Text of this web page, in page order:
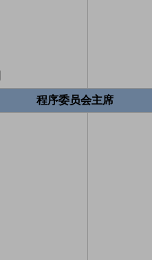
程序委员会主席